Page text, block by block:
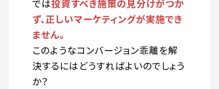
では投資すべき施策の見分けがつか
ず、正しいマーケティングが実施でき
ません。
このようなコンバージョン乖離を解
決するにはどうすればよいのでしょう
か？